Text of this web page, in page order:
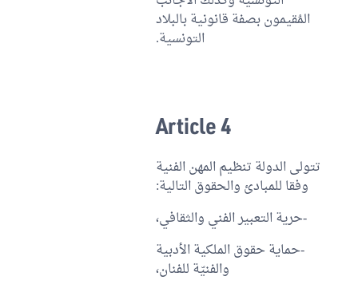
المُقيمون بصفة قانونية بالبلاد
التونسية.
Article 4
تتولى الدولة تنظيم المهن الفنية
وفقا للمبادئ والحقوق التالية:
-حرية التعبير الفني والثقافي،
-حماية حقوق الملكية الأدبية
والفنيّة للفنان،